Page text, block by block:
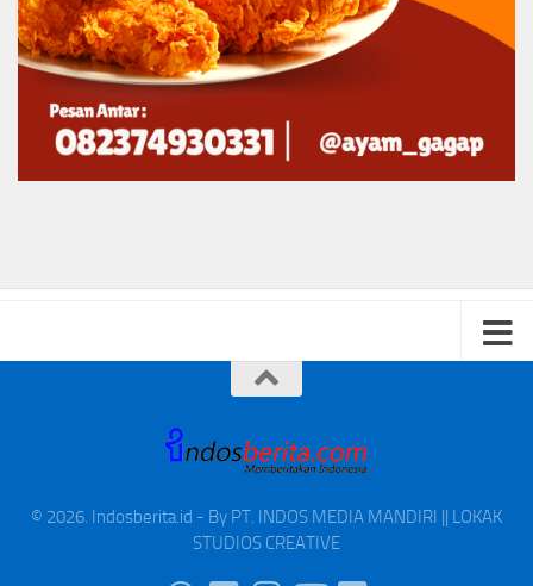
© 2026. Indosberita.id - By PT. INDOS MEDIA MANDIRI || LOKAK
STUDIOS CREATIVE